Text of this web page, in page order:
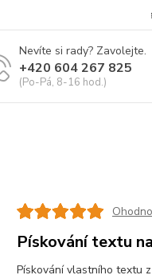
Nevíte si rady? Zavolejte.
+420 604 267 825
(Po-Pá, 8-16 hod.)
Pískování textu
Pískování vlastního textu